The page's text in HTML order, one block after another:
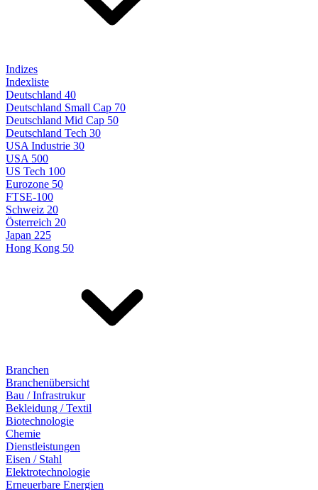
Indizes
Indexliste
Deutschland 40
Deutschland Small Cap 70
Deutschland Mid Cap 50
Deutschland Tech 30
USA Industrie 30
USA 500
US Tech 100
Eurozone 50
FTSE-100
Schweiz 20
Österreich 20
Japan 225
Hong Kong 50
Branchen
Branchenübersicht
Bau / Infrastrukur
Bekleidung / Textil
Biotechnologie
Chemie
Dienstleistungen
Eisen / Stahl
Elektrotechnologie
Erneuerbare Energien